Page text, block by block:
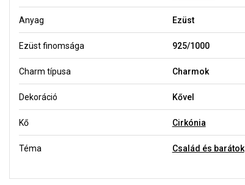
Anyag Ezüst
Ezüst finomsága 925/1000
Charm típusa Charmok
Dekoráció Kővel
Kő Cirkónia
Téma Család és barátok